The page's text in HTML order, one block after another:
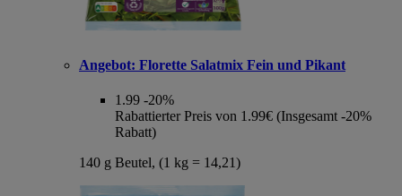
Angebot: Florette Salatmix Fein und Pikant
1.99 -20%
Rabattierter Preis von 1.99€ (Insgesamt -20%
Rabatt)
140 g Beutel, (1 kg = 14,21)